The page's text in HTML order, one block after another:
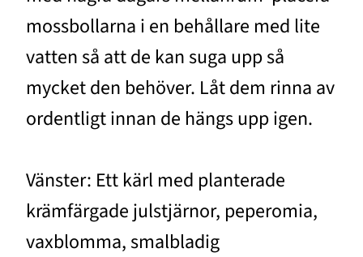
mossbollarna i en behållare med lite
vatten så att de kan suga upp så
mycket den behöver. Låt dem rinna av
ordentligt innan de hängs upp igen.
Vänster: Ett kärl med planterade
krämfärgade julstjärnor, peperomia,
vaxblomma, smalbladig